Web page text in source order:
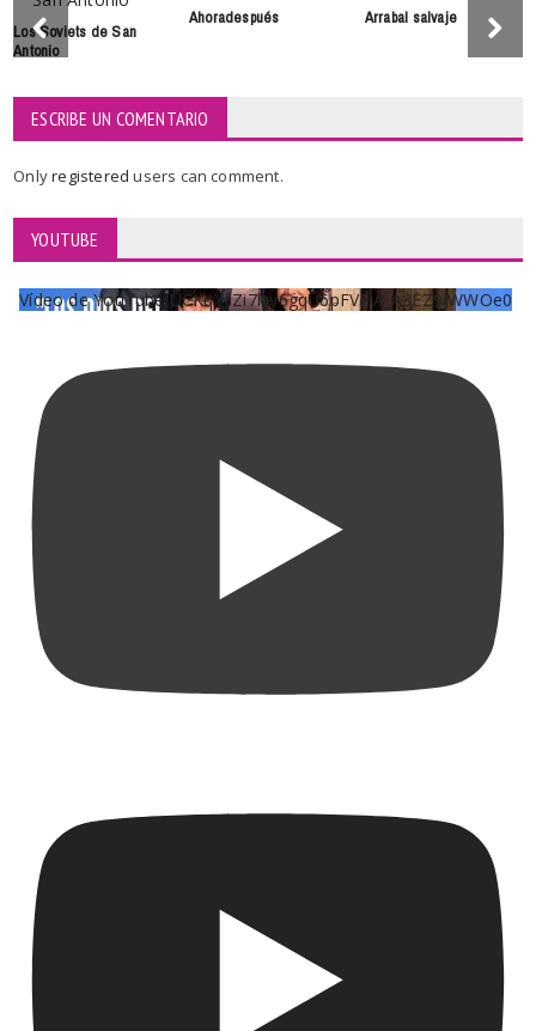
Los Soviets de San
Antonio
Ahoradespués Arrabal salvaje
ESCRIBE UN COMENTARIO
Onlyregisteredusers can comment.
YOUTUBE
Vídeo de YouTube UCKqYjiZi7lzy6gqU6pFVFiA_A3EZ9JWWOe0